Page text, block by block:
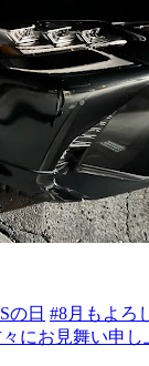
の日 #8月もよろ
にお見舞い申し